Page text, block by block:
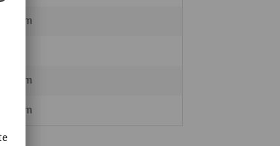
500 mm
330 mm
300 mm